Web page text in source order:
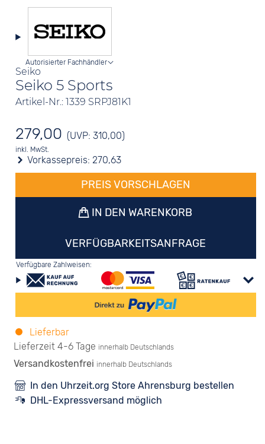
Seiko
Seiko 5 Sports
Artikel-Nr.: 1339 SRPJ81K1
Autorisierter Fachhändler
279,00 (UVP: 310,00)
inkl. MwSt.
Vorkassepreis:270,63
PREIS VORSCHLAGEN
IN DEN WARENKORB
VERFÜGBARKEITSANFRAGE
Verfügbare Zahlweisen:
Lieferbar
Lieferzeit 4-6 Tage innerhalb Deutschlands
Versandkostenfrei innerhalb Deutschlands
In den Uhrzeit.org Store Ahrensburg bestellen
DHL-Expressversand möglich